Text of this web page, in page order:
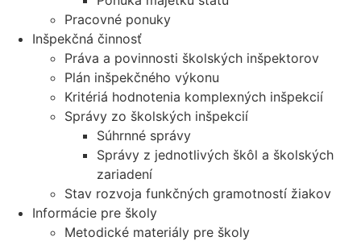
Pracovné ponuky
Inšpekčná činnosť
Práva a povinnosti školských inšpektorov
Plán inšpekčného výkonu
Kritériá hodnotenia komplexných inšpekcií
Správy zo školských inšpekcií
Súhrnné správy
Správy z jednotlivých škôl a školských
zariadení
Stav rozvoja funkčných gramotností žiakov
Informácie pre školy
Metodické materiály pre školy